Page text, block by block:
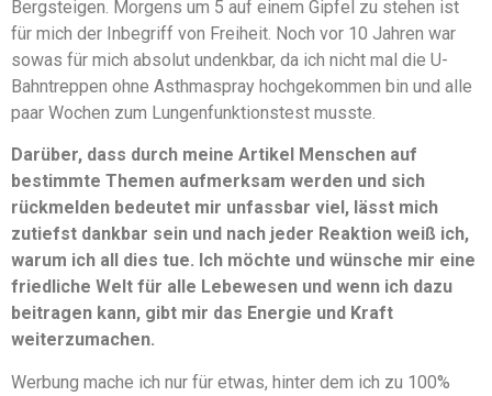
Bergsteigen. Morgens um 5 auf einem Gipfel zu stehen ist
für mich der Inbegriff von Freiheit. Noch vor 10 Jahren war
sowas für mich absolut undenkbar, da ich nicht mal die U-
Bahntreppen ohne Asthmaspray hochgekommen bin und alle
paar Wochen zum Lungenfunktionstest musste.
Darüber, dass durch meine Artikel Menschen auf
bestimmte Themen aufmerksam werden und sich
rückmelden bedeutet mir unfassbar viel, lässt mich
zutiefst dankbar sein und nach jeder Reaktion weiß ich,
warum ich all dies tue. Ich möchte und wünsche mir eine
friedliche Welt für alle Lebewesen und wenn ich dazu
beitragen kann, gibt mir das Energie und Kraft
weiterzumachen.
Werbung mache ich nur für etwas, hinter dem ich zu 100%